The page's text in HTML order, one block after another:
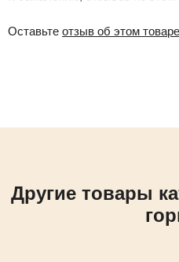
Оставьте отзыв об этом товаре
Другие товары